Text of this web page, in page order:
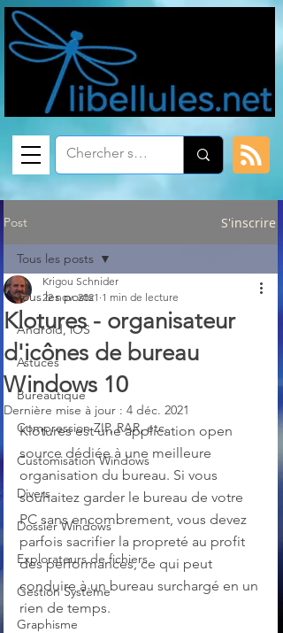
Post S'inscrire
Tous les posts
Android, iOS
Astuces
Bureautique
Compression ZIP, RAR, etc.
Customisation Windows
Divers
Dossier Windows
Explorateurs de fichiers
Gestion Système
Graphisme
Tous les posts
Klotures - organisateur
d'icônes de bureau
Windows 10
Krigou Schnider
22 nov. 2021 1 min de lecture
Dernière mise à jour : 4 déc. 2021
Klotures est une application open
source dédiée à une meilleure
organisation du bureau. Si vous
souhaitez garder le bureau de votre
PC sans encombrement, vous devez
parfois sacrifier la propreté au profit
des performances, ce qui peut
conduire à un bureau surchargé en un
rien de temps.